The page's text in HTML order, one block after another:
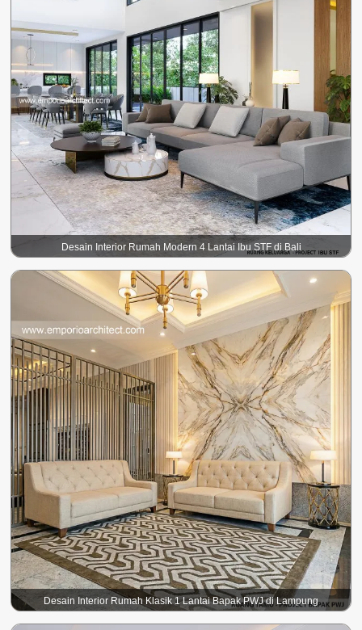
Desain Interior Rumah Modern 4 Lantai Ibu STF di Bali
Desain Interior Rumah Klasik 1 Lantai Bapak PWJ di Lampung